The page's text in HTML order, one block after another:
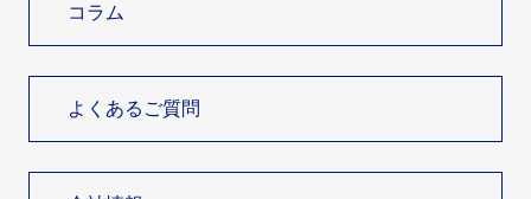
コラム
よくあるご質問